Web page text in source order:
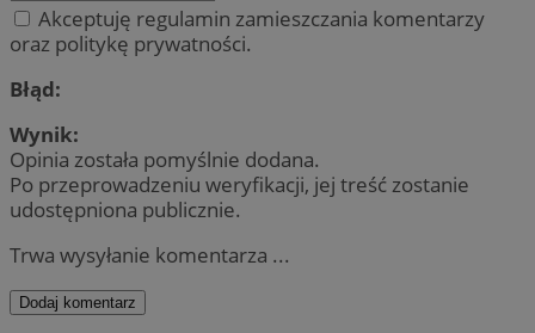
Akceptuję regulamin zamieszczania komentarzy
oraz politykę prywatności.
Błąd:
Wynik:
Opinia została pomyślnie dodana.
Po przeprowadzeniu weryfikacji, jej treść zostanie
udostępniona publicznie.
Trwa wysyłanie komentarza ...
Dodaj komentarz